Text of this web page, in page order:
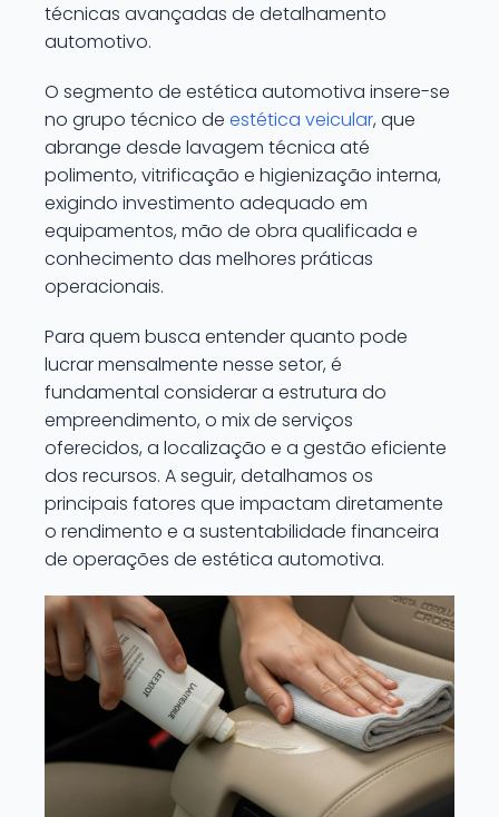
técnicas avançadas de detalhamento
automotivo.
O segmento de estética automotiva insere-se
no grupo técnico de estética veicular, que
abrange desde lavagem técnica até
polimento, vitrificação e higienização interna,
exigindo investimento adequado em
equipamentos, mão de obra qualificada e
conhecimento das melhores práticas
operacionais.
Para quem busca entender quanto pode
lucrar mensalmente nesse setor, é
fundamental considerar a estrutura do
empreendimento, o mix de serviços
oferecidos, a localização e a gestão eficiente
dos recursos. A seguir, detalhamos os
principais fatores que impactam diretamente
o rendimento e a sustentabilidade financeira
de operações de estética automotiva.